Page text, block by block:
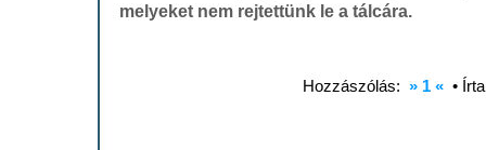
melyeket nem rejtettünk le a tálcára.
Hozzászólás: » 1 « •